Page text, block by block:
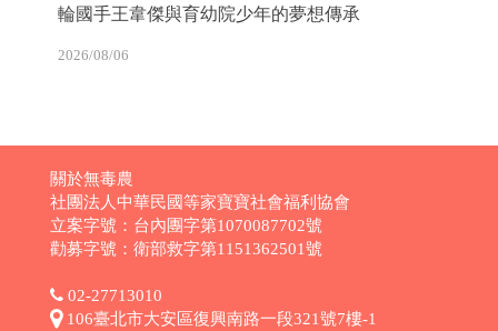
輪國手王韋傑與育幼院少年的夢想傳承
2026/08/06
關於無毒農
社團法人中華民國等家寶寶社會福利協會
立案字號：台內團字第1070087702號
勸募字號：衛部救字第1151362501號
02-27713010
106臺北市大安區復興南路一段321號7樓-1